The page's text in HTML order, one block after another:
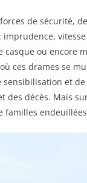
de sécurité,
vitesse
ou encore
ces drames se
et de
des décès. Mais
familles